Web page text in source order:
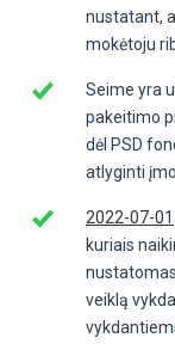
nustatant,
mokėtoju
Seime yra
pakeitimo
dėl PSD
atlyginti
2022-07-01
kuriais
veiklą